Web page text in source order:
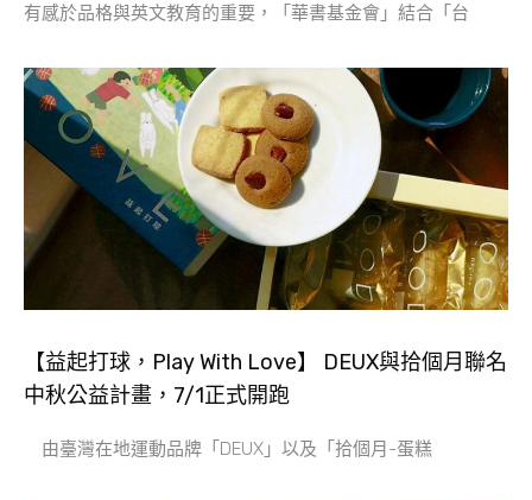
有感於品格與英文教育的重要，「華書基金會」結合「台
【益起打球，Play With Love】 DEUX與拾個月聯名
中秋公益計畫，7/1正式開跑
由臺灣在地運動品牌「DEUX」以及「拾個月-蛋糕